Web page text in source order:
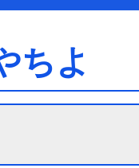
ちよ